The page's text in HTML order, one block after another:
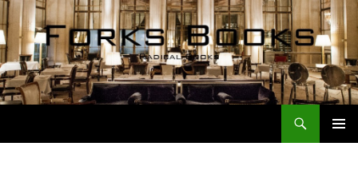
Aller
au
contenu